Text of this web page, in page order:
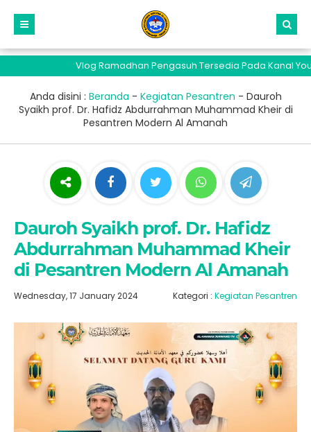
Vlog Ramadhan Pengasuh Tersedia Pada Kanal
Anda disini : Beranda - Kegiatan Pesantren - Dauroh
Syaikh prof. Dr. Hafidz Abdurrahman Muhammad Kheir di
Pesantren Modern Al Amanah
Dauroh Syaikh prof. Dr. Hafidz
Abdurrahman Muhammad Kheir
di Pesantren Modern Al Amanah
Wednesday, 17 January 2024 Kategori : Kegiatan Pesantren